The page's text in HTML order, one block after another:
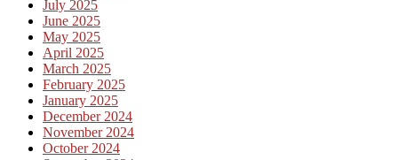
July 2025
June 2025
May 2025
April 2025
March 2025
February 2025
January 2025
December 2024
November 2024
October 2024